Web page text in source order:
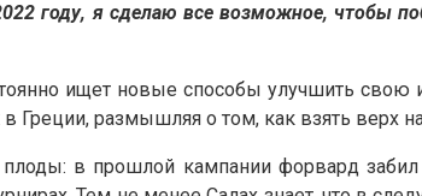
году, я сделаю все возможное, чтобы
ищет новые способы улучшить свою
Греции, размышляя о том, как взять верх
плоды: в прошлой кампании форвард